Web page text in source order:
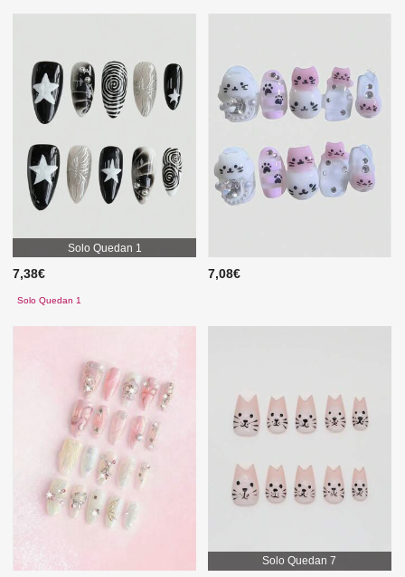
Solo Quedan 1
7,38€
Solo Quedan 1
7,08€
Solo Quedan 7